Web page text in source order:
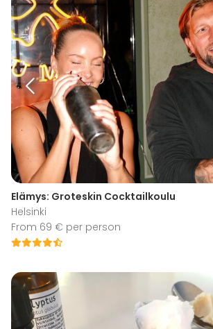
Elämys: Groteskin Cocktailkoulu
Helsinki
From 69 € per person